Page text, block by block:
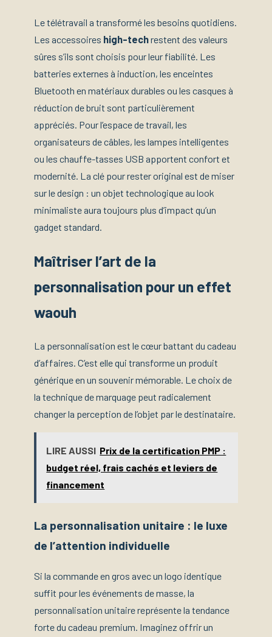
Le télétravail a transformé les besoins quotidiens.
Les accessoires high-techrestent des valeurs
sûres s’ils sont choisis pour leur fiabilité. Les
batteries externes à induction, les enceintes
Bluetooth en matériaux durables ou les casques à
réduction de bruit sont particulièrement
appréciés. Pour l’espace de travail, les
organisateurs de câbles, les lampes intelligentes
ou les chauffe-tasses USB apportent confort et
modernité. La clé pour rester original est de miser
sur le design : un objet technologique au look
minimaliste aura toujours plus d’impact qu’un
gadget standard.
Maîtriser l’art de la
personnalisation pour un effet
waouh
La personnalisation est le cœur battant du cadeau
d’affaires. C’est elle qui transforme un produit
générique en un souvenir mémorable. Le choix de
la technique de marquage peut radicalement
changer la perception de l’objet par le destinataire.
LIRE AUSSI Prix de la certification PMP :
budget réel, frais cachés et leviers de
financement
La personnalisation unitaire : le luxe
de l’attention individuelle
Si la commande en gros avec un logo identique
suffit pour les événements de masse, la
personnalisation unitaire représente la tendance
forte du cadeau premium. Imaginez offrir un